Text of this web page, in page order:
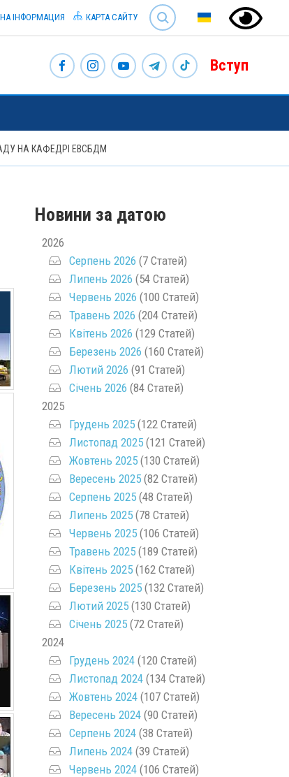
SEARCH
ІНФОРМАЦИЯ КАРТА САЙТУ
Вступ
НА КАФЕДРІ ЕВСБДМ
Новини за датою
2026
Серпень 2026 (7 Статей)
Липень 2026 (54 Статей)
Червень 2026 (100 Статей)
Травень 2026 (204 Статей)
Квітень 2026 (129 Статей)
Березень 2026 (160 Статей)
Лютий 2026 (91 Статей)
Січень 2026 (84 Статей)
2025
Грудень 2025(122 Статей)
Листопад 2025(121 Статей)
Жовтень 2025(130 Статей)
Вересень 2025(82 Статей)
Серпень 2025(48 Статей)
Липень 2025(78 Статей)
Червень 2025(106 Статей)
Травень 2025(189 Статей)
Квітень 2025(162 Статей)
Березень 2025(132 Статей)
Лютий 2025(130 Статей)
Січень 2025(72 Статей)
2024
Грудень 2024(120 Статей)
Листопад 2024(134 Статей)
Жовтень 2024(107 Статей)
Вересень 2024(90 Статей)
Серпень 2024(38 Статей)
Липень 2024(39 Статей)
Червень 2024(106 Статей)